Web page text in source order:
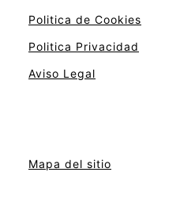
Politica de Cookies
Politica Privacidad
Aviso Legal
Mapa del sitio